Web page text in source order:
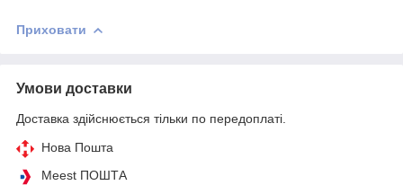
Приховати
Умови доставки
Доставка здійснюється тільки по передоплаті.
Нова Пошта
Meest ПОШТА